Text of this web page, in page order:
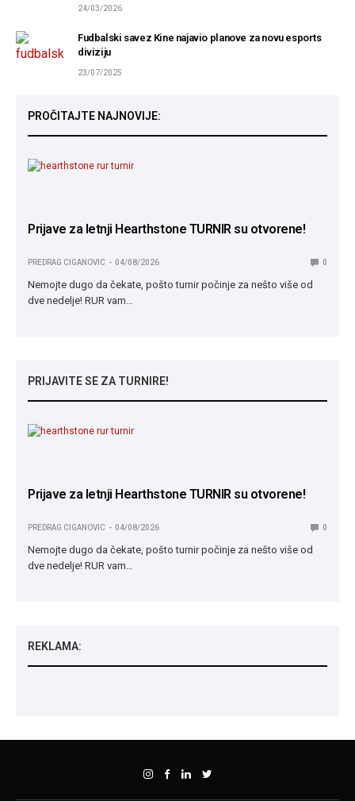
24/03/2026
Fudbalski savez Kine najavio planove za novu esports
diviziju
23/07/2025
PROČITAJTE NAJNOVIJE:
Prijave za letnji Hearthstone TURNIR su otvorene!
PREDRAG CIGANOVIC 04/08/2026 0
Nemojte dugo da čekate, pošto turnir počinje za nešto više od
dve nedelje! RUR vam…
PRIJAVITE SE ZA TURNIRE!
Prijave za letnji Hearthstone TURNIR su otvorene!
PREDRAG CIGANOVIC 04/08/2026 0
Nemojte dugo da čekate, pošto turnir počinje za nešto više od
dve nedelje! RUR vam…
REKLAMA: